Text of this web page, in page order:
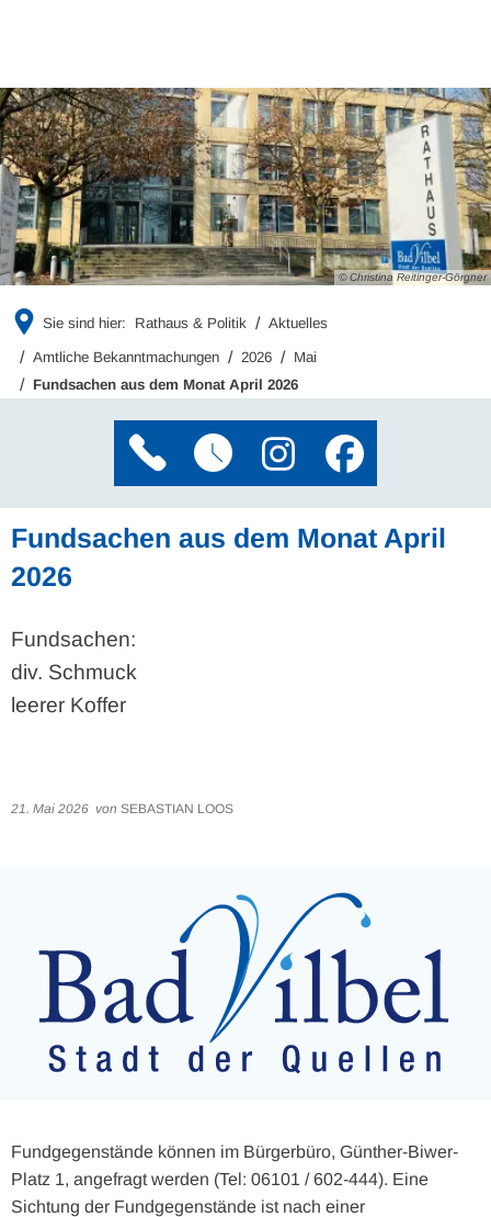
© Christina Reitinger-Görgner
Sie sind hier: Rathaus & Politik Aktuelles
Amtliche Bekanntmachungen 2026
Mai
Fundsachen aus dem Monat April 2026
Fundsachen aus dem Monat April
2026
Fundsachen:
div. Schmuck
leerer Koffer
21. Mai 2026 von SEBASTIAN LOOS
Fundgegenstände können im Bürgerbüro, Günther-Biwer-
Platz 1, angefragt werden (Tel: 06101 / 602-444). Eine
Sichtung der Fundgegenstände ist nach einer